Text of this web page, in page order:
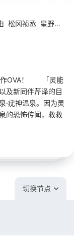
松冈祯丞 星野贵纪
作OVA！ 「灵能
及新同伴芹泽的目
·疣神温泉。因为灵
的恐怖传闻，救救
切换节点